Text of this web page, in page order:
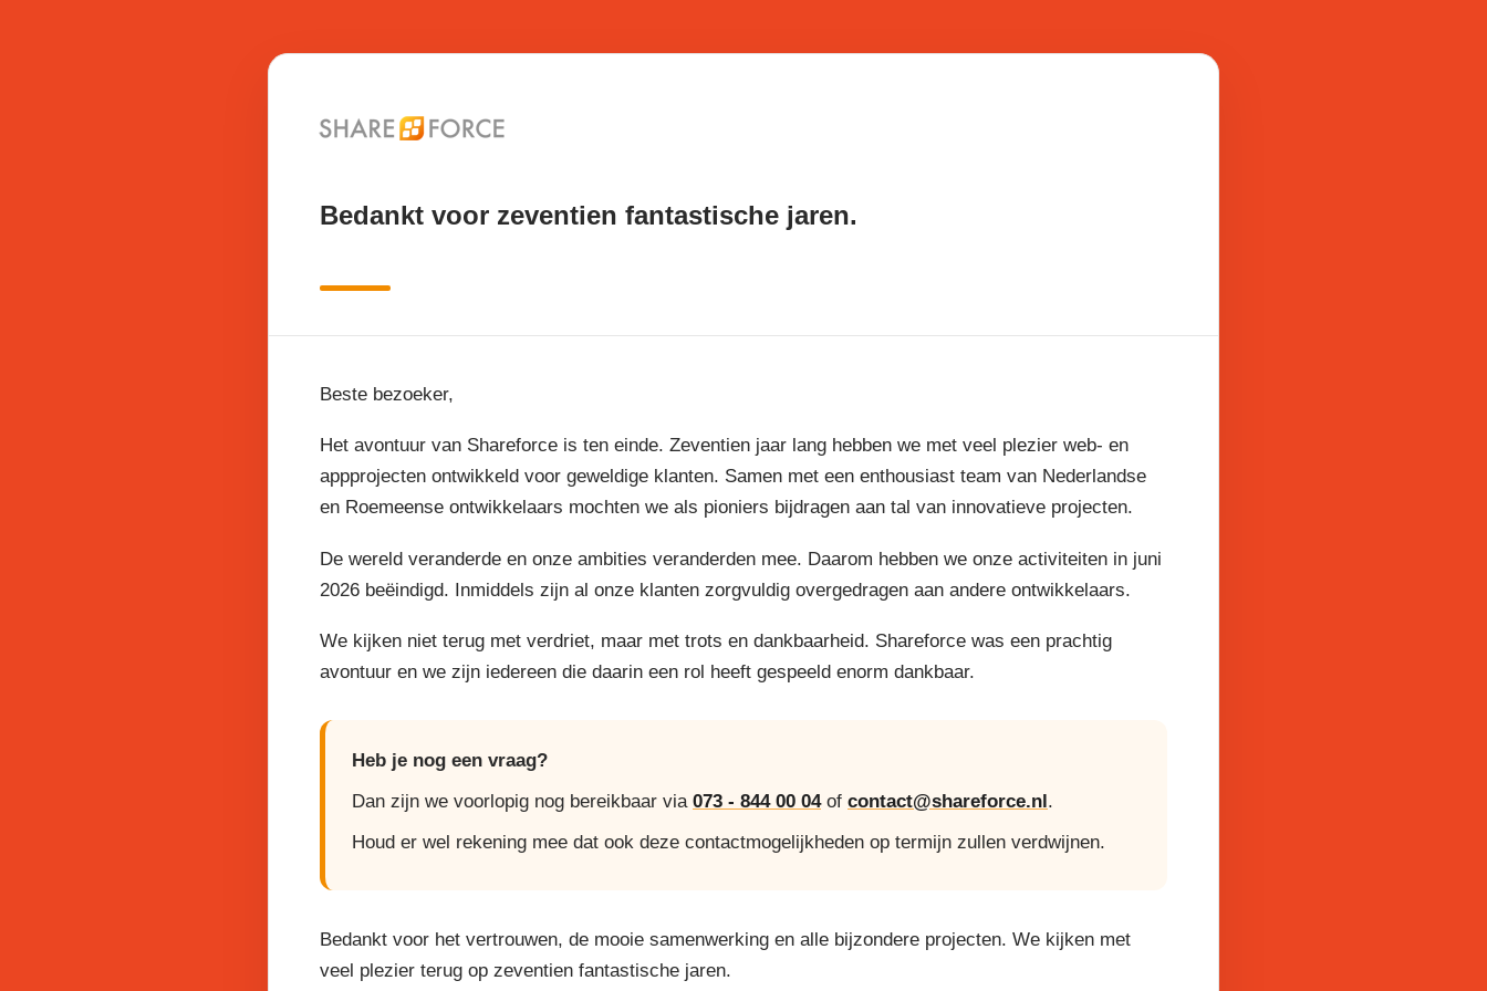
Bedankt voor zeventien fantastische jaren.
Beste bezoeker,
Het avontuur van Shareforce is ten einde. Zeventien jaar lang hebben we met veel plezier web- en
appprojecten ontwikkeld voor geweldige klanten. Samen met een enthousiast team van Nederlandse
en Roemeense ontwikkelaars mochten we als pioniers bijdragen aan tal van innovatieve projecten.
De wereld veranderde en onze ambities veranderden mee. Daarom hebben we onze activiteiten in juni
2026 beëindigd. Inmiddels zijn al onze klanten zorgvuldig overgedragen aan andere ontwikkelaars.
We kijken niet terug met verdriet, maar met trots en dankbaarheid. Shareforce was een prachtig
avontuur en we zijn iedereen die daarin een rol heeft gespeeld enorm dankbaar.
Heb je nog een vraag?
Dan zijn we voorlopig nog bereikbaar via 073 - 844 00 04of contact@shareforce.nl.
Houd er wel rekening mee dat ook deze contactmogelijkheden op termijn zullen verdwijnen.
Bedankt voor het vertrouwen, de mooie samenwerking en alle bijzondere projecten. We kijken met
veel plezier terug op zeventien fantastische jaren.